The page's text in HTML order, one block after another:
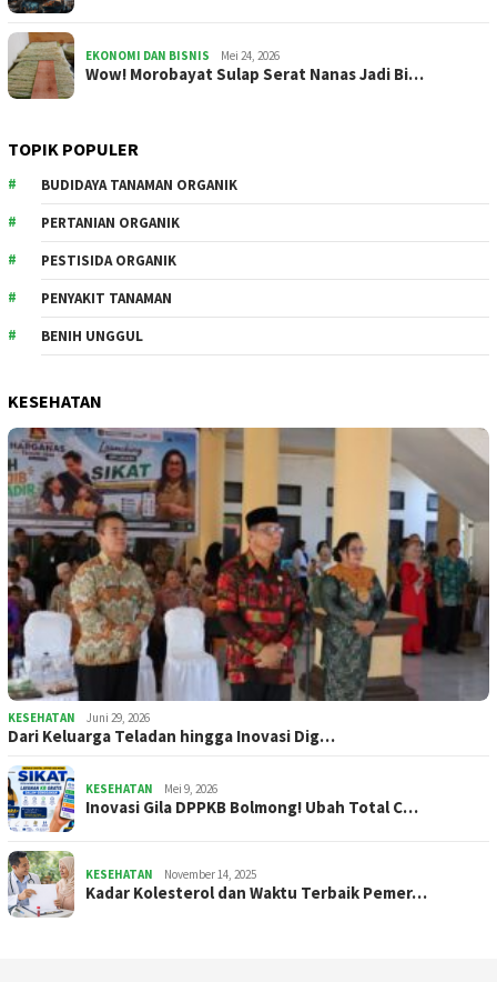
EKONOMI DAN BISNIS Mei 24, 2026
Wow! Morobayat Sulap Serat Nanas Jadi Bi…
TOPIK POPULER
BUDIDAYA TANAMAN ORGANIK
PERTANIAN ORGANIK
PESTISIDA ORGANIK
PENYAKIT TANAMAN
BENIH UNGGUL
KESEHATAN
KESEHATAN Juni 29, 2026
Dari Keluarga Teladan hingga Inovasi Dig…
KESEHATAN Mei 9, 2026
Inovasi Gila DPPKB Bolmong! Ubah Total C…
KESEHATAN November 14, 2025
Kadar Kolesterol dan Waktu Terbaik Pemer…